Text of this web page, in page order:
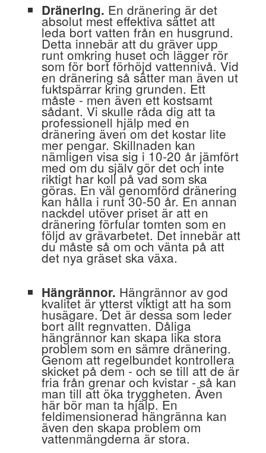
Dränering. En dränering är det
absolut mest effektiva sättet att
leda bort vatten från en husgrund.
Detta innebär att du gräver upp
runt omkring huset och lägger rör
som för bort förhöjd vattennivå. Vid
en dränering så sätter man även ut
fuktspärrar kring grunden. Ett
måste - men även ett kostsamt
sådant. Vi skulle råda dig att ta
professionell hjälp med en
dränering även om det kostar lite
mer pengar. Skillnaden kan
nämligen visa sig i 10-20 år jämfört
med om du själv gör det och inte
riktigt har koll på vad som ska
göras. En väl genomförd dränering
kan hålla i runt 30-50 år. En annan
nackdel utöver priset är att en
dränering förfular tomten som en
följd av grävarbetet. Det innebär att
du måste så om och vänta på att
det nya gräset ska växa.
Hängrännor. Hängrännor av god
kvalitet är ytterst viktigt att ha som
husägare. Det är dessa som leder
bort allt regnvatten. Dåliga
hängrännor kan skapa lika stora
problem som en sämre dränering.
Genom att regelbundet kontrollera
skicket på dem - och se till att de är
fria från grenar och kvistar - så kan
man till att öka tryggheten. Även
här bör man ta hjälp. En
feldimensionerad hängränna kan
även den skapa problem om
vattenmängderna är stora.